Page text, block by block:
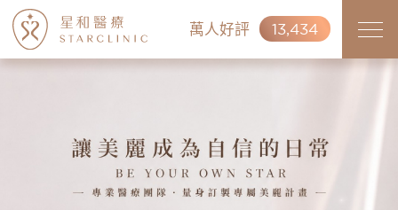
萬人好評 13,434